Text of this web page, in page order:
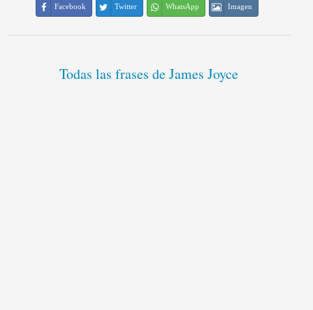
Facebook Twitter WhatsApp Imagen
Todas las frases de James Joyce